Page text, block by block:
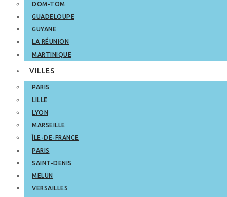
DOM-TOM
GUADELOUPE
GUYANE
LA RÉUNION
MARTINIQUE
VILLES
PARIS
LILLE
LYON
MARSEILLE
ÎLE-DE-FRANCE
PARIS
SAINT-DENIS
MELUN
VERSAILLES